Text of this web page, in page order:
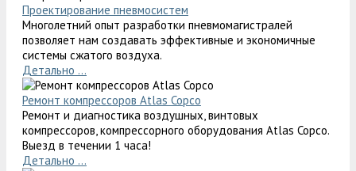
Проектирование пневмосистем
Многолетний опыт разработки пневмомагистралей
позволяет нам создавать эффективные и экономичные
системы сжатого воздуха.
Детально ...
Ремонт компрессоров Atlas Copco
Ремонт и диагностика воздушных, винтовых
компрессоров, компрессорного оборудования Atlas Copco.
Выезд в течении 1 часа!
Детально ...